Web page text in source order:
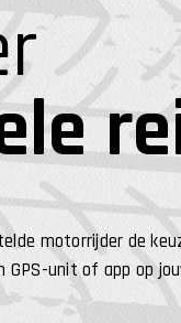
motorrijder de
GPS-unit of app op